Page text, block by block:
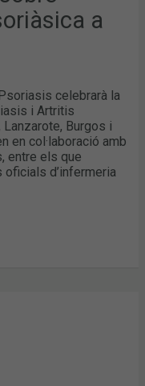
a
celebrarà la
i Artritis
Burgos i
en col·laboració amb
entre els que
oficials d’infermeria